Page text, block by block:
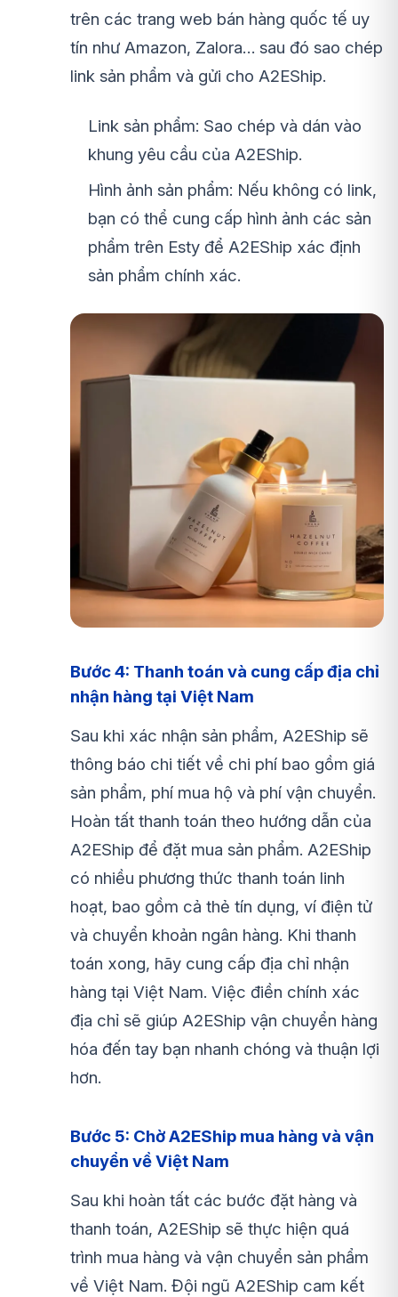
trên các trang web bán hàng quốc tế uy
tín như Amazon, Zalora… sau đó sao chép
link sản phẩm và gửi cho A2EShip.
Link sản phẩm: Sao chép và dán vào
khung yêu cầu của A2EShip.
Hình ảnh sản phẩm: Nếu không có link,
bạn có thể cung cấp hình ảnh các sản
phẩm trên Esty để A2EShip xác định
sản phẩm chính xác.
Bước 4: Thanh toán và cung cấp địa chỉ
nhận hàng tại Việt Nam
Sau khi xác nhận sản phẩm, A2EShip sẽ
thông báo chi tiết về chi phí bao gồm giá
sản phẩm, phí mua hộ và phí vận chuyển.
Hoàn tất thanh toán theo hướng dẫn của
A2EShip để đặt mua sản phẩm. A2EShip
có nhiều phương thức thanh toán linh
hoạt, bao gồm cả thẻ tín dụng, ví điện tử
và chuyển khoản ngân hàng. Khi thanh
toán xong, hãy cung cấp địa chỉ nhận
hàng tại Việt Nam. Việc điền chính xác
địa chỉ sẽ giúp A2EShip vận chuyển hàng
hóa đến tay bạn nhanh chóng và thuận lợi
hơn.
Bước 5: Chờ A2EShip mua hàng và vận
chuyển về Việt Nam
Sau khi hoàn tất các bước đặt hàng và
thanh toán, A2EShip sẽ thực hiện quá
trình mua hàng và vận chuyển sản phẩm
về Việt Nam. Đội ngũ A2EShip cam kết